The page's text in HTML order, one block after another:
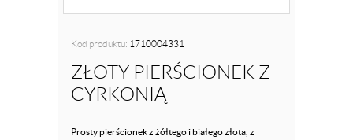
Kod produktu: 1710004331
ZŁOTY PIERŚCIONEK Z
CYRKONIĄ
Prosty pierścionek z żółtego i białego złota, z